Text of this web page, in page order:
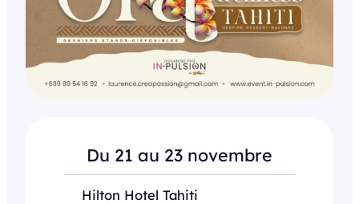
Du 21 au 23 novembre
Hilton Hotel Tahiti